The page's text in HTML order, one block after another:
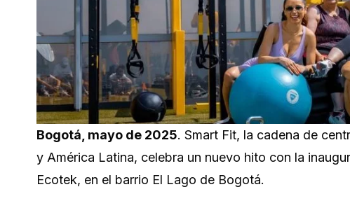
Bogotá, mayo de 2025. Smart Fit, la cadena de
y América Latina, celebra un nuevo hito con la
Ecotek, en el barrio El Lago de Bogotá.